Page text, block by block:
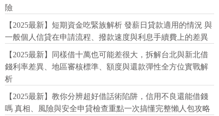
險
【2025最新】短期資金吃緊族解析 發薪日貸款適用的情況 與
一般個人信貸在申請流程、撥款速度與利息手續費上的差異
【2025最新】同樣借十萬也可能差很大，拆解台北與新北借
錢利率差異、地區審核標準、額度與還款彈性全方位實戰解
析
【2025最新】教你分辨超好借話術陷阱，信用不良還能借錢
嗎 真相、風險與安全申貸檢查重點一次搞懂完整懶人包攻略